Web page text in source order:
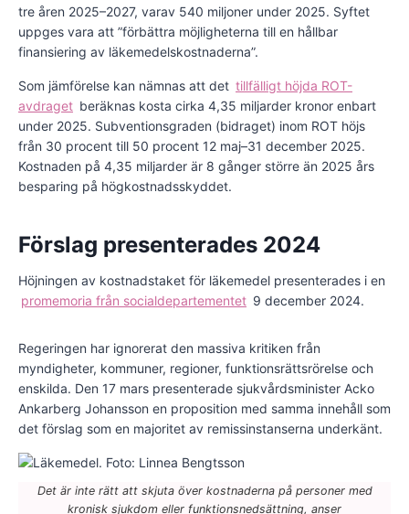
tre åren 2025–2027, varav 540 miljoner under 2025. Syftet
uppges vara att ”förbättra möjligheterna till en hållbar
finansiering av läkemedelskostnaderna”.
Som jämförelse kan nämnas att det tillfälligt höjda ROT-
avdraget beräknas kosta cirka 4,35 miljarder kronor enbart
under 2025. Subventionsgraden (bidraget) inom ROT höjs
från 30 procent till 50 procent 12 maj–31 december 2025.
Kostnaden på 4,35 miljarder är 8 gånger större än 2025 års
besparing på högkostnadsskyddet.
Förslag presenterades 2024
Höjningen av kostnadstaket för läkemedel presenterades i en
promemoria från socialdepartementet 9 december 2024.
Regeringen har ignorerat den massiva kritiken från
myndigheter, kommuner, regioner, funktionsrättsrörelse och
enskilda. Den 17 mars presenterade sjukvårdsminister Acko
Ankarberg Johansson en proposition med samma innehåll som
det förslag som en majoritet av remissinstanserna underkänt.
Det är inte rätt att skjuta över kostnaderna på personer med
kronisk sjukdom eller funktionsnedsättning, anser